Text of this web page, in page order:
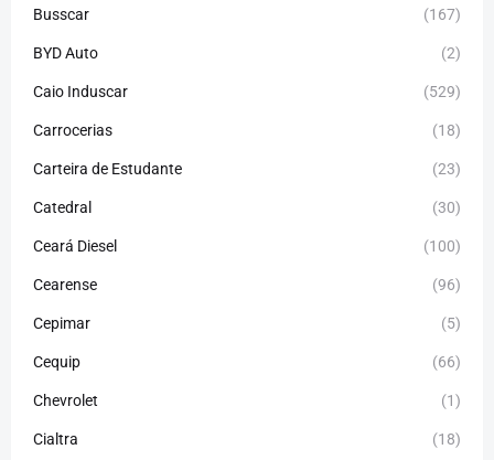
Busscar (167)
BYD Auto (2)
Caio Induscar (529)
Carrocerias (18)
Carteira de Estudante (23)
Catedral (30)
Ceará Diesel (100)
Cearense (96)
Cepimar (5)
Cequip (66)
Chevrolet (1)
Cialtra (18)